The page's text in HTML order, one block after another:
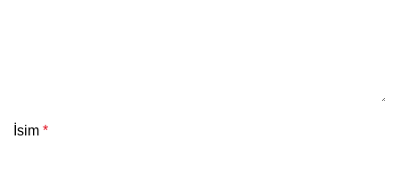
İsim *